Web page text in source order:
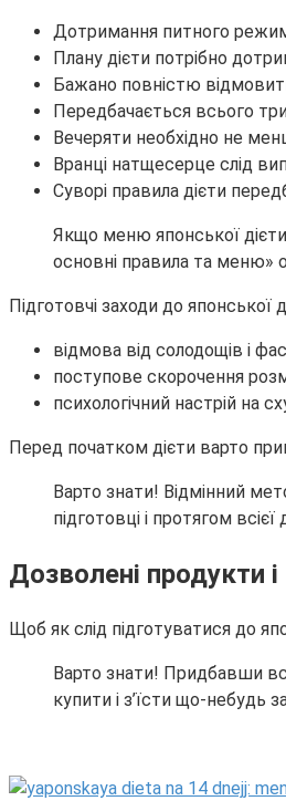
Дотримання питного
Плану дієти потрібно
Бажано повністю
Передбачається всього
Вечеряти необхідно не
Вранці натщесерце слід
Суворі правила дієти
Якщо меню японської дієти
основні правила та меню»
Підготовчі заходи до японської
відмова від солодощів і
поступове скорочення
психологічний настрій на
Перед початком дієти варто
Варто знати! Відмінний
підготовці і протягом всієї
Дозволені продукти
Щоб як слід підготуватися до
Варто знати! Придбавши
купити і з’їсти що-небудь